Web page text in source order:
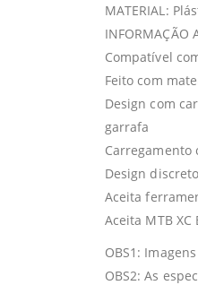
MATERIAL:
INFORMAÇÃO
Compatível
Feito com
Design com
garrafa
Carregamento
Design
Aceita
Aceita MTB
OBS1:
OBS2: As